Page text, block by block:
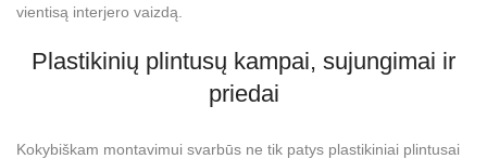
vientisą interjero vaizdą.
Plastikinių plintusų kampai, sujungimai ir
priedai
Kokybiškam montavimui svarbūs ne tik patys plastikiniai plintusai